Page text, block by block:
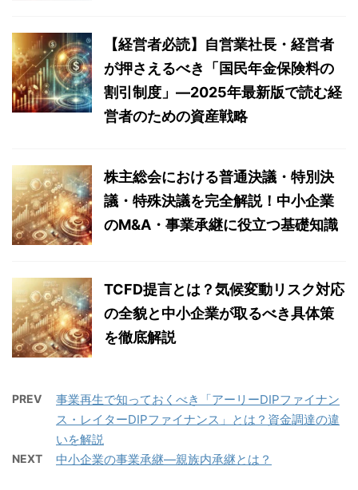
【経営者必読】自営業社長・経営者
が押さえるべき「国民年金保険料の
割引制度」―2025年最新版で読む経
営者のための資産戦略
株主総会における普通決議・特別決
議・特殊決議を完全解説！中小企業
のM&A・事業承継に役立つ基礎知識
TCFD提言とは？気候変動リスク対応
の全貌と中小企業が取るべき具体策
を徹底解説
PREV
事業再生で知っておくべき「アーリーDIPファイナン
ス・レイターDIPファイナンス」とは？資金調達の違
いを解説
NEXT 中小企業の事業承継―親族内承継とは？